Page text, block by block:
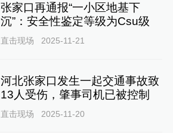
张家口再通报“一小区地基下
沉”：安全性鉴定等级为Csu级
直击现场 2025-11-21
河北张家口发生一起交通事故致
13人受伤，肇事司机已被控制
直击现场 2025-11-20